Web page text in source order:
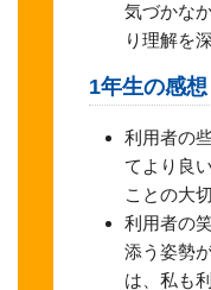
気づかな
り理解を
1年生の感想
利用者の
てより良
ことの大
利用者の
添う姿勢
は、私も